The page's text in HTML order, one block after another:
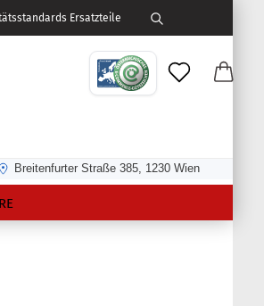
Ersatzteile
Breitenfurter Straße 385, 1230 Wien